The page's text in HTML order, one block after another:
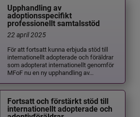
Upphandling av
adoptionsspecifikt
professionellt samtalsstöd
22 april 2025
För att fortsatt kunna erbjuda stöd till
internationellt adopterade och föräldrar
som adopterat internationellt genomför
MFoF nu en ny upphandling av...
Fortsatt och förstärkt stöd till
internationellt adopterade och